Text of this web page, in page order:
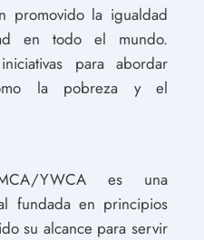
promovido la igualdad
en todo el mundo.
para abordar
la pobreza y el
YWCA es una
fundada en principios
su alcance para servir